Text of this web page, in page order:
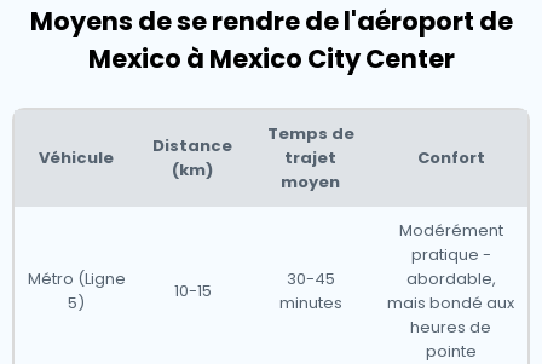
de taxi de l'aéroport de Mexicocompétitifs
garantissant l'accessibilité.
Avec ses paysages variés, son histoire fascinante et
ses habitants accueillants, le Mexique offre une
expérience inoubliable pour chaque voyageur.Que
vous recherchiez l'aventure, la détente ou l'immersion
culturelle, ce pays incroyable a quelque chose pour
tout le monde.
Moyens de se rendre de l'aéroport de
Mexico à Mexico City Center
Véhicule
Distance
(km)
Temps de
trajet
moyen
Confort
Métro (Ligne
5)
10-15
30-45
minutes
Modérément
pratique -
abordable,
mais bondé aux
heures de
pointe